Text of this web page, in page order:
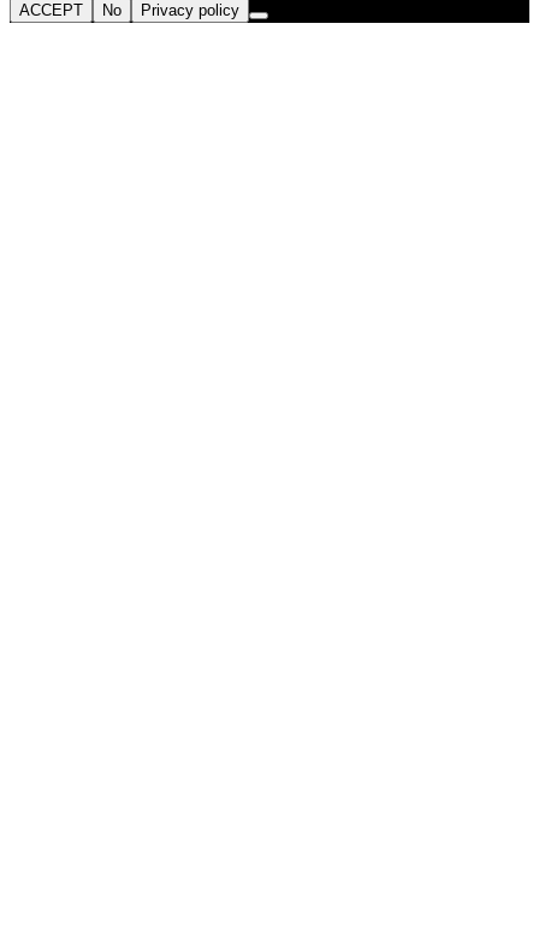
ACCEPT No Privacy policy